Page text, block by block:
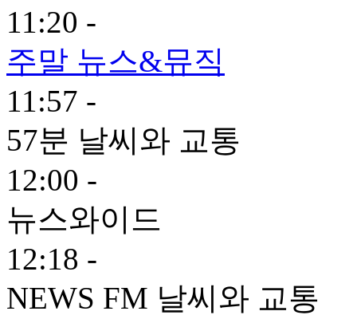
11:20 -
주말 뉴스&뮤직
11:57 -
57분 날씨와 교통
12:00 -
뉴스와이드
12:18 -
NEWS FM 날씨와 교통